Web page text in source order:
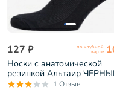
127 ₽ по клубной
карте
Носки с анатомической
резинкой Альтаир
(С198)
1 Отзыв